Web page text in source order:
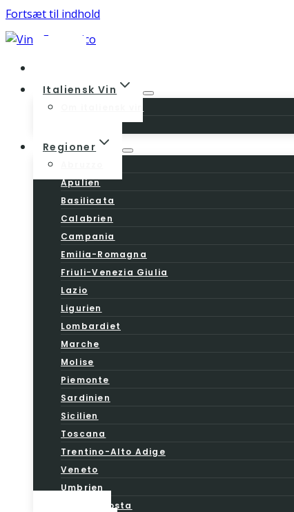
Fortsæt til indhold
Italiensk Vin
Regioner
Apulien
Basilicata
Calabrien
Campania
Emilia-Romagna
Friuli-Venezia Giulia
Lazio
Ligurien
Lombardiet
Marche
Molise
Piemonte
Sardinien
Sicilien
Toscana
Trentino-Alto Adige
Veneto
Umbrien
Valle d’Aosta